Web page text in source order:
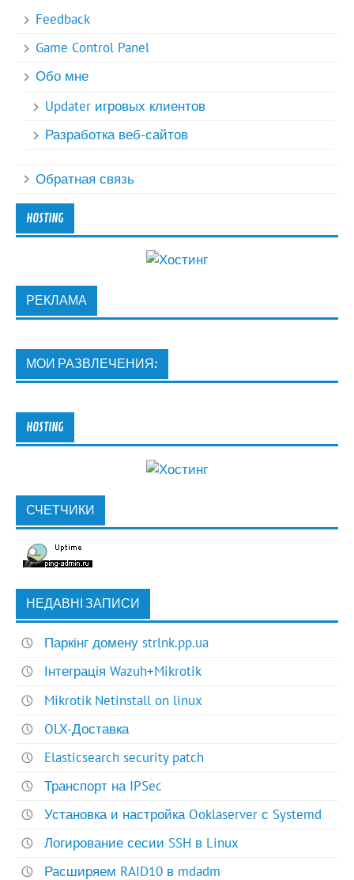
Feedback
Game Control Panel
Обо мне
Updater игровых клиентов
Разработка веб-сайтов
Обратная связь
HOSTING
РЕКЛАМА
МОИ РАЗВЛЕЧЕНИЯ:
HOSTING
СЧЕТЧИКИ
НЕДАВНІ ЗАПИСИ
Паркінг домену strlnk.pp.ua
Інтеграція Wazuh+Mikrotik
Mikrotik Netinstall on linux
OLX-Доставка
Elasticsearch security patch
Транспорт на IPSec
Установка и настройка Ooklaserver с Systemd
Логирование сесии SSH в Linux
Расширяем RAID10 в mdadm